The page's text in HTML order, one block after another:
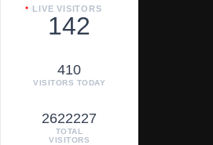
LIVE VISITORS
142
410
VISITORS TODAY
2622227
TOTAL
VISITORS